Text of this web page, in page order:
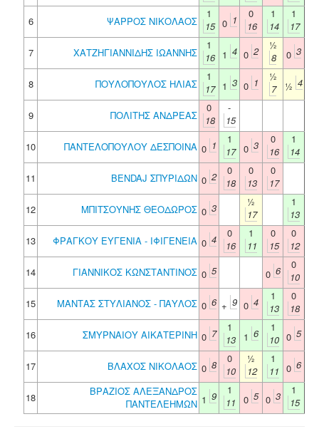
6
ΨΑΡΡΟΣ ΝΙΚΟΛΑΟΣ
1
15 0 1
0
16
1
14
1
17
7
ΧΑΤΖΗΓΙΑΝΝΙΔΗΣ ΙΩΑΝΝΗΣ
1
16 1 4 0 2
½
8
0 3
8 ΠΟΥΛΟΠΟΥΛΟΣ ΗΛΙΑΣ
1
17 1 3 0 1
½
7
½ 4
9 ΠΟΛΙΤΗΣ ΑΝΔΡΕΑΣ
0
18
-
15
10
ΠΑΝΤΕΛΟΠΟΥΛΟΥ ΔΕΣΠΟΙΝΑ 0 1
1
17
0 3
0
16
1
14
11
BENDAJ ΣΠΥΡΙΔΩΝ 0 2
0
18
0
13
0
17
12
ΜΠΙΤΣΟΥΝΗΣ ΘΕΟΔΩΡΟΣ 0 3
½
17
1
13
13
ΦΡΑΓΚΟΥ ΕΥΓΕΝΙΑ - ΙΦΙΓΕΝΕΙΑ 0 4
0
16
1
11
0
15
0
12
14
ΓΙΑΝΝΙΚΟΣ ΚΩΝΣΤΑΝΤΙΝΟΣ 0 5 0 6
0
10
15
ΜΑΝΤΑΣ ΣΤΥΛΙΑΝΟΣ - ΠΑΥΛΟΣ 0 6 + 9 0 4
1
13
0
18
16
ΣΜΥΡΝΑΙΟΥ ΑΙΚΑΤΕΡΙΝΗ 0 7
1
13
1 6
1
10 0 5
17 ΒΛΑΧΟΣ ΝΙΚΟΛΑΟΣ 0 8
0
10
½
12
1
11 0 6
18
ΒΡΑΖΙΟΣ ΑΛΕΞΑΝΔΡΟΣ
ΠΑΝΤΕΛΕΗΜΩΝ 1 9
1
11
0 5 0 3
1
15